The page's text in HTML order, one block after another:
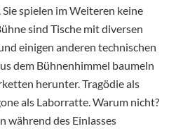
spielen im Weiteren keine
sind Tische mit diversen
einigen anderen technischen
dem Bühnenhimmel baumeln
herunter. Tragödie als
als Laborratte. Warum nicht?
während des Einlasses